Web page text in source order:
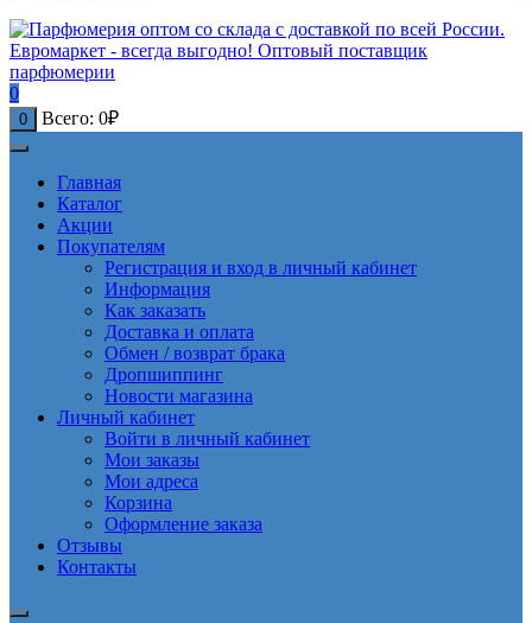
0
0 Всего: 0₽
Главная
Каталог
Акции
Покупателям
Регистрация и вход в личный кабинет
Информация
Как заказать
Доставка и оплата
Обмен / возврат брака
Дропшиппинг
Новости магазина
Личный кабинет
Войти в личный кабинет
Мои заказы
Мои адреса
Корзина
Оформление заказа
Отзывы
Контакты